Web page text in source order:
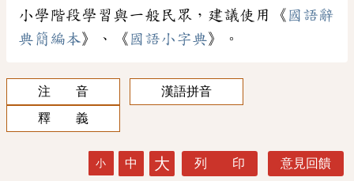
小學階段學習與一般民眾，建議使用《 國語辭
典簡編本》、《 國語小字典》。
注 音
漢語拼音
釋 義
小 中 大 列 印 意見回饋